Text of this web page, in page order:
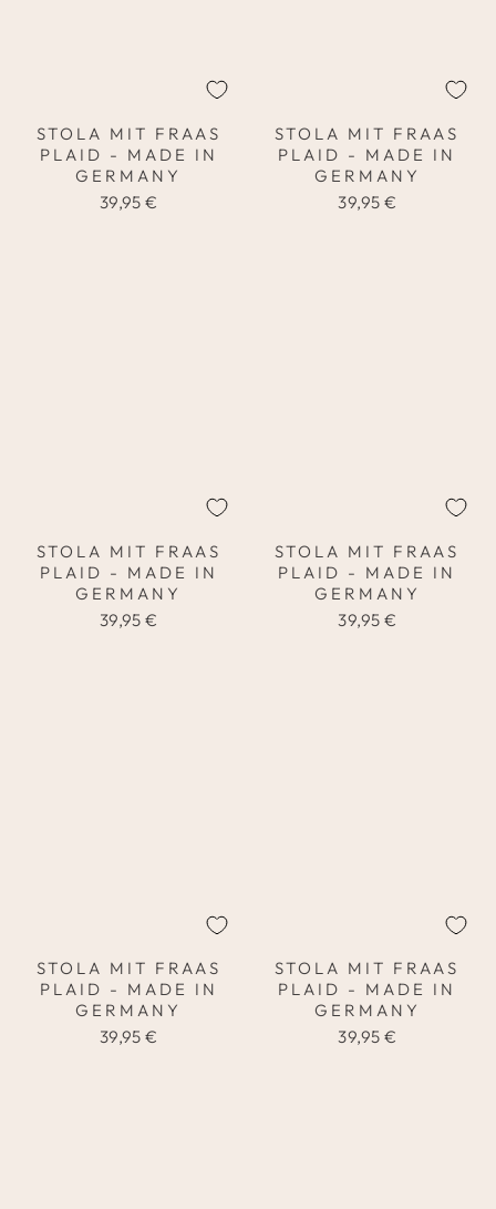
STOLA MIT FRAAS
PLAID - MADE IN
GERMANY
39,95 €
STOLA MIT FRAAS
PLAID - MADE IN
GERMANY
39,95 €
STOLA MIT FRAAS
PLAID - MADE IN
GERMANY
39,95 €
STOLA MIT FRAAS
PLAID - MADE IN
GERMANY
39,95 €
STOLA MIT FRAAS
PLAID - MADE IN
GERMANY
39,95 €
STOLA MIT FRAAS
PLAID - MADE IN
GERMANY
39,95 €